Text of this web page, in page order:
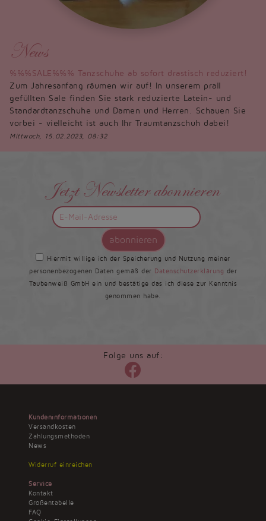
News
%%%SALE%%% Tanzschuhe ab sofort drastisch reduziert!
Zum Jahresanfang räumen wir auf! In unserem prall
gefüllten Sale finden Sie stark reduzierte Latein- und
Standardtanzschuhe und Damen und Herren. Schauen Sie
vorbei - vielleicht ist auch Ihr Traumtanzschuh dabei!
Mittwoch, 15.02.2023, 08:32
Jetzt Newsletter abonnieren
abonnieren
Hiermit willige ich der Speicherung und Nutzung meiner
personenbezogenen Daten gemäß der Datenschutzerklärung der
Taubenweiß GmbH ein und bestätige das ich diese zur Kenntnis
genommen habe.
Folge uns auf:
Kundeninformationen
Versandkosten
Zahlungsmethoden
News
Widerruf einreichen
Service
Kontakt
Größentabelle
FAQ